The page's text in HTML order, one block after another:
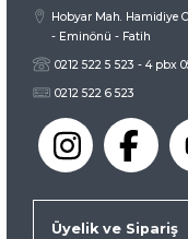
Hobyar Mah. Hamidiye
- Eminönü - Fatih
0212 522 5 523 - 4 pbx
0212 522 6 523
Üyelik ve Sipariş